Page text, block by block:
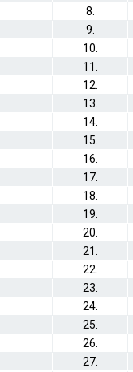
8.
9.
10.
11.
12.
13.
14.
15.
16.
17.
18.
19.
20.
21.
22.
23.
24.
25.
26.
27.